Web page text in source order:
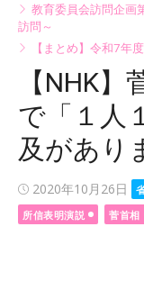
教育委員会訪問企
訪問～
【まとめ】令和7年
【NHK
で「１人
及があり
Posted
on
2020年10月26日
所信表明演説
菅首相